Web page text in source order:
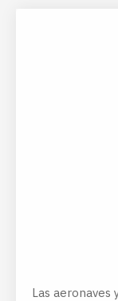
Las aeronaves